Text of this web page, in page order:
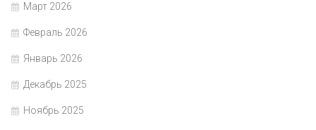
Март 2026
Февраль 2026
Январь 2026
Декабрь 2025
Ноябрь 2025